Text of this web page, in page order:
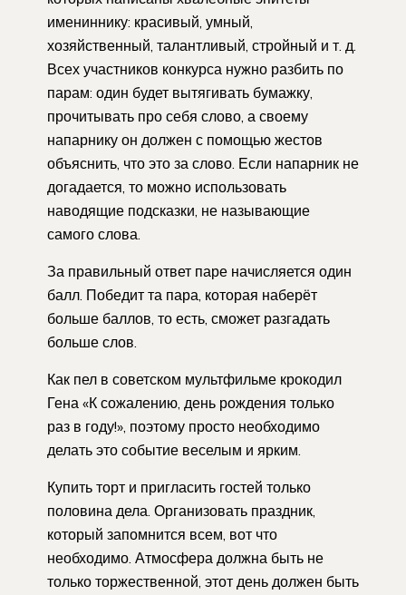
имениннику: красивый, умный,
хозяйственный, талантливый, стройный и т. д.
Всех участников конкурса нужно разбить по
парам: один будет вытягивать бумажку,
прочитывать про себя слово, а своему
напарнику он должен с помощью жестов
объяснить, что это за слово. Если напарник не
догадается, то можно использовать
наводящие подсказки, не называющие
самого слова.
За правильный ответ паре начисляется один
балл. Победит та пара, которая наберёт
больше баллов, то есть, сможет разгадать
больше слов.
Как пел в советском мультфильме крокодил
Гена «К сожалению, день рождения только
раз в году!», поэтому просто необходимо
делать это событие веселым и ярким.
Купить торт и пригласить гостей только
половина дела. Организовать праздник,
который запомнится всем, вот что
необходимо. Атмосфера должна быть не
только торжественной, этот день должен быть